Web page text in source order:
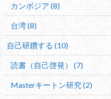
カンボジア (8)
台湾 (8)
自己研鑽する (10)
読書（自己啓発） (7)
Masterキートン研究 (2)